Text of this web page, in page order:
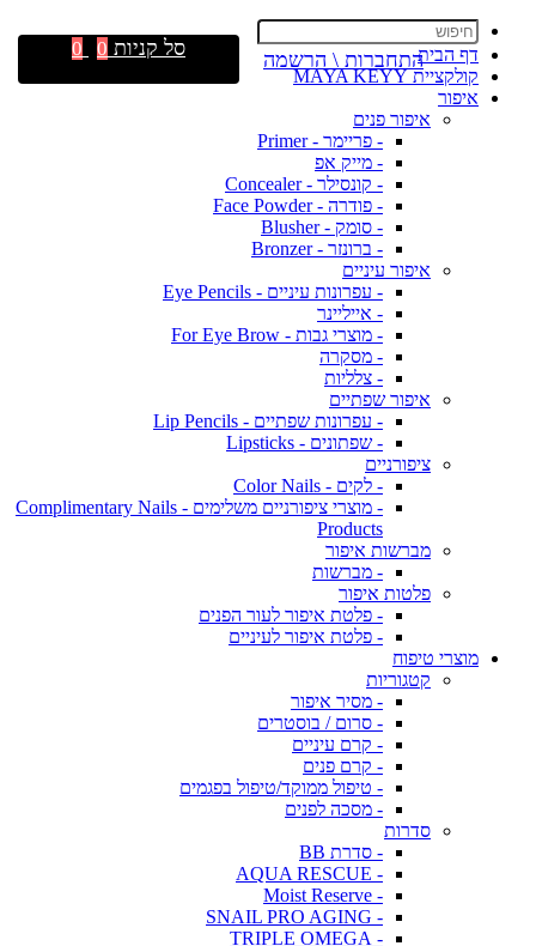
דף הבית
קולקציית MAYA KEYY
איפור
איפור פנים
- פריימר - Primer
- מייק אפ
- קונסילר - Concealer
- פודרה - Face Powder
- סומק - Blusher
- ברונזר - Bronzer
איפור עיניים
- עפרונות עיניים - Eye Pencils
- אייליינר
- מוצרי גבות - For Eye Brow
- מסקרה
- צלליות
איפור שפתיים
- עפרונות שפתיים - Lip Pencils
- שפתונים - Lipsticks
ציפורניים
- לקים - Color Nails
- מוצרי ציפורניים משלימים - Complimentary Nails
Products
מברשות איפור
- מברשות
פלטות איפור
- פלטת איפור לעור הפנים
- פלטת איפור לעיניים
מוצרי טיפוח
קטגוריות
- מסיר איפור
- סרום / בוסטרים
- קרם עיניים
- קרם פנים
- טיפול ממוקד/טיפול בפגמים
- מסכה לפנים
סדרות
- סדרת BB
- AQUA RESCUE
- Moist Reserve
- SNAIL PRO AGING
- TRIPLE OMEGA
התחברות \ הרשמה סל קניות 0
0